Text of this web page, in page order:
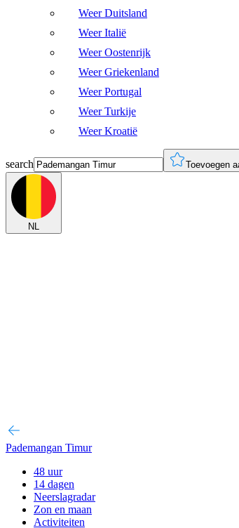
Weer Duitsland
Weer Italië
Weer Oostenrijk
Weer Griekenland
Weer Portugal
Weer Turkije
Weer Kroatië
search Toevoegen
NL
Pademangan Timur
48 uur
14 dagen
Neerslagradar
Zon en maan
Activiteiten